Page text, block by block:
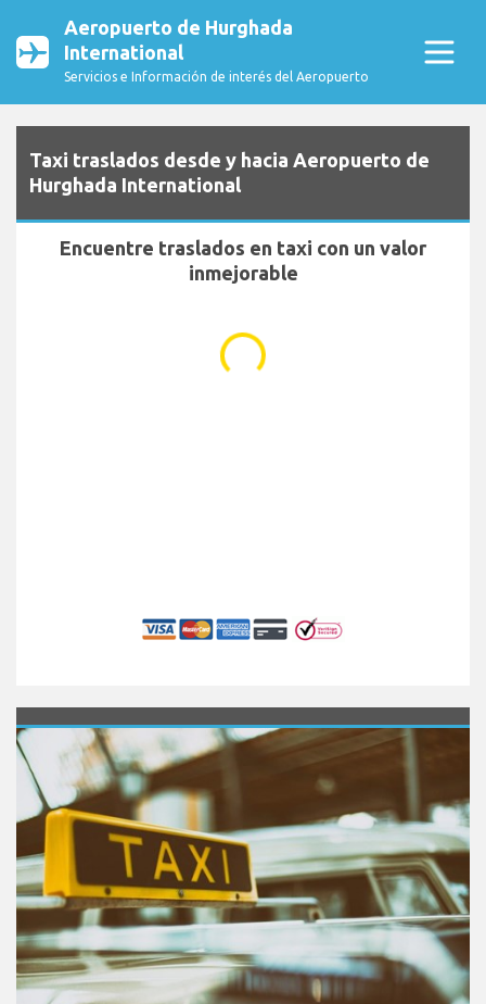
Aeropuerto de Hurghada
International
Servicios e Información de interés del Aeropuerto
Taxi traslados desde y hacia Aeropuerto de
Hurghada International
Encuentre traslados en taxi con un valor
inmejorable
...